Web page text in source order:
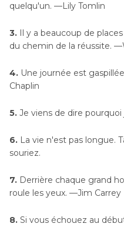
quelqu'un. —Lily Tomlin
3. Il y a beaucoup de
du chemin de la réussite.
4. Une journée est
Chaplin
5. Je viens de dire pourquoi
6. La vie n'est pas longue.
souriez.
7. Derrière chaque grand
roule les yeux. —Jim Carrey
8. Si vous échouez au